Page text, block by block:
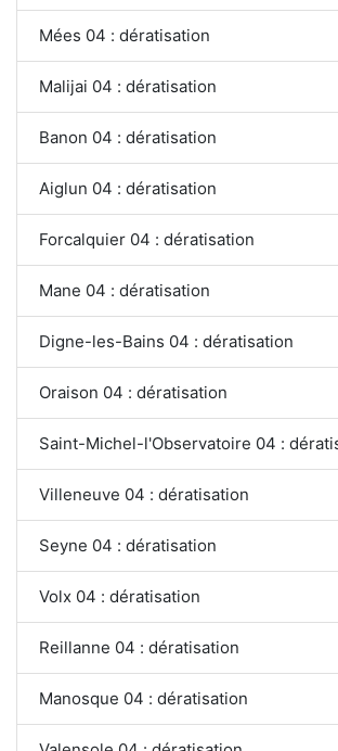
Mées 04 : dératisation
Malijai 04 : dératisation
Banon 04 : dératisation
Aiglun 04 : dératisation
Forcalquier 04 : dératisation
Mane 04 : dératisation
Digne-les-Bains 04 : dératisation
Oraison 04 : dératisation
Saint-Michel-l'Observatoire 04 :
Villeneuve 04 : dératisation
Seyne 04 : dératisation
Volx 04 : dératisation
Reillanne 04 : dératisation
Manosque 04 : dératisation